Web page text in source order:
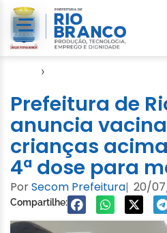
›
Prefeitura de
anuncia
crianças
4ª dose para
PorSecom Prefeitura| 20/
Compartilhe: